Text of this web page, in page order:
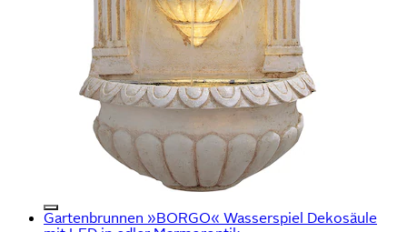
Gartenbrunnen »BORGO« Wasserspiel Dekosäule